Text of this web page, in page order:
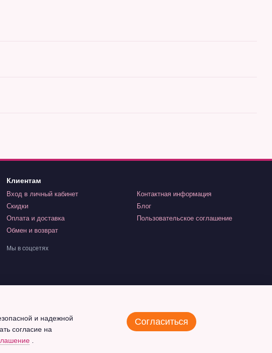
Клиентам
Вход в личный кабинет
Скидки
Оплата и доставка
Обмен и возврат
Контактная информация
Блог
Пользовательское соглашение
Мы в соцсетях
и надежной
согласие на
Согласиться